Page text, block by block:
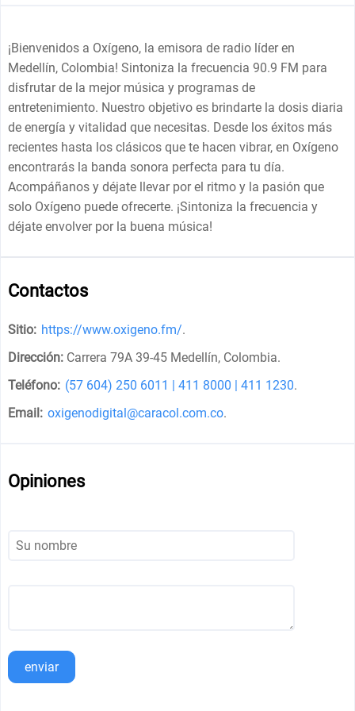
¡Bienvenidos a Oxígeno, la emisora de radio líder en
Medellín, Colombia! Sintoniza la frecuencia 90.9 FM para
disfrutar de la mejor música y programas de
entretenimiento. Nuestro objetivo es brindarte la dosis diaria
de energía y vitalidad que necesitas. Desde los éxitos más
recientes hasta los clásicos que te hacen vibrar, en Oxígeno
encontrarás la banda sonora perfecta para tu día.
Acompáñanos y déjate llevar por el ritmo y la pasión que
solo Oxígeno puede ofrecerte. ¡Sintoniza la frecuencia y
déjate envolver por la buena música!
Contactos
Sitio: https://www.oxigeno.fm/.
Dirección: Carrera 79A 39-45 Medellín, Colombia.
Teléfono: (57 604) 250 6011 | 411 8000 | 411 1230.
Email: oxigenodigital@caracol.com.co.
Opiniones
enviar